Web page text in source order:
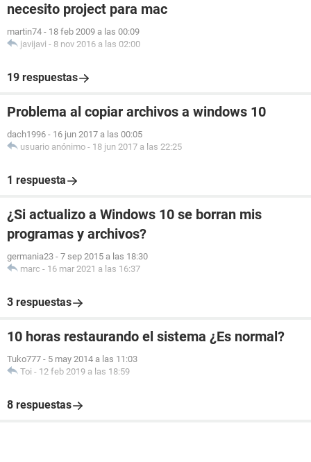
necesito project para mac
martin74 - 18 feb 2009 a las 00:09
javijavi - 8 nov 2016 a las 02:00
19 respuestas
Problema al copiar archivos a windows 10
dach1996 - 16 jun 2017 a las 00:05
usuario anónimo - 18 jun 2017 a las 22:25
1 respuesta
¿Si actualizo a Windows 10 se borran mis
programas y archivos?
germania23 - 7 sep 2015 a las 18:30
marc - 16 mar 2021 a las 16:37
3 respuestas
10 horas restaurando el sistema ¿Es normal?
Tuko777 - 5 may 2014 a las 11:03
Toi - 12 feb 2019 a las 18:59
8 respuestas